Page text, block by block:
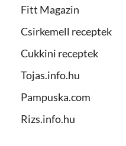
Fitt Magazin
Csirkemell receptek
Cukkini receptek
Tojas.info.hu
Pampuska.com
Rizs.info.hu